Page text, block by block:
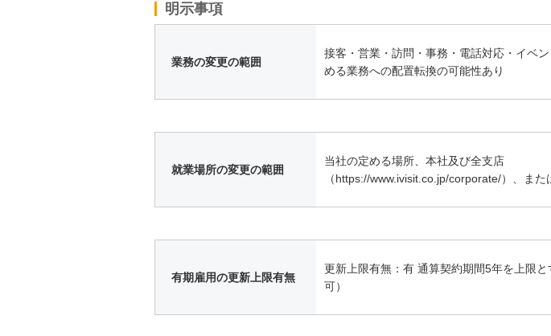
明示事項
業務の変更の範囲
接客・営業・訪問・事務・電話対応・イベ
める業務への配置転換の可能性あり
就業場所の変更の範囲
当社の定める場所、本社及び全支店
（https://www.ivisit.co.jp/corporate/）、また
有期雇用の更新上限有無
更新上限有無：有 通算契約期間5年を上限
可）